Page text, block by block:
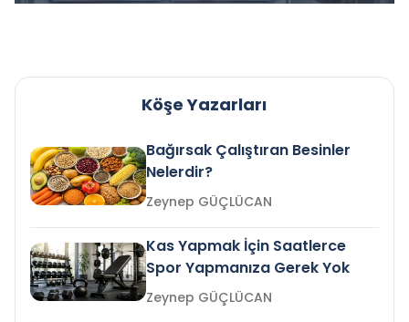
Köşe Yazarları
Bağırsak Çalıştıran Besinler
Nelerdir?
Zeynep GÜÇLÜCAN
Kas Yapmak İçin Saatlerce
Spor Yapmanıza Gerek Yok
Zeynep GÜÇLÜCAN